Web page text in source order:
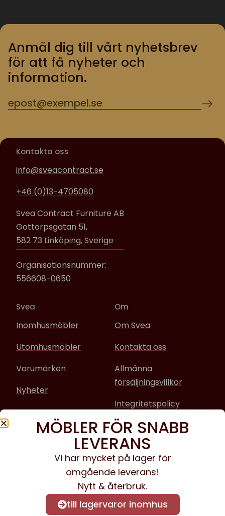
Anmäl dig till vårt nyhetsbrev
för att få nyheter och
information.
Kontakta oss
info@sveacontract.se
+46 (0)13-4705080
Svea Contract Furniture AB
Gottorpsgatan 51,
582 73 Linköping, Sverige
Organisationsnummer:
556608-0650
Svea
Inomhusmöbler
Utomhusmöbler
Varumärken
Nyheter
Om
Om Svea
Kontakta oss
Allmänna
försäljningsvillkor
Integritetspolicy
Sociala media
Facebook
Instagram
MÖBLER FÖR SNABB
LEVERANS
Vi har mycket på lager för
omgående leverans!
Nytt & återbruk.
till lagervaror inomhus